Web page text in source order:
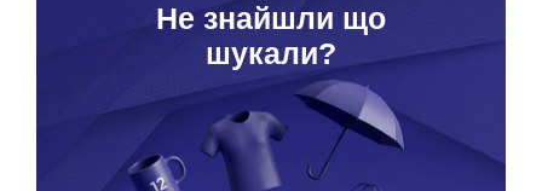
Hе знайшли що
шукали?